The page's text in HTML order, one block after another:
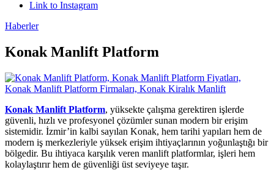
Link to Instagram
Haberler
Konak Manlift Platform
Konak Manlift Platform, yüksekte çalışma gerektiren işlerde
güvenli, hızlı ve profesyonel çözümler sunan modern bir erişim
sistemidir. İzmir’in kalbi sayılan Konak, hem tarihi yapıları hem de
modern iş merkezleriyle yüksek erişim ihtiyaçlarının yoğunlaştığı bir
bölgedir. Bu ihtiyaca karşılık veren manlift platformlar, işleri hem
kolaylaştırır hem de güvenliği üst seviyeye taşır.